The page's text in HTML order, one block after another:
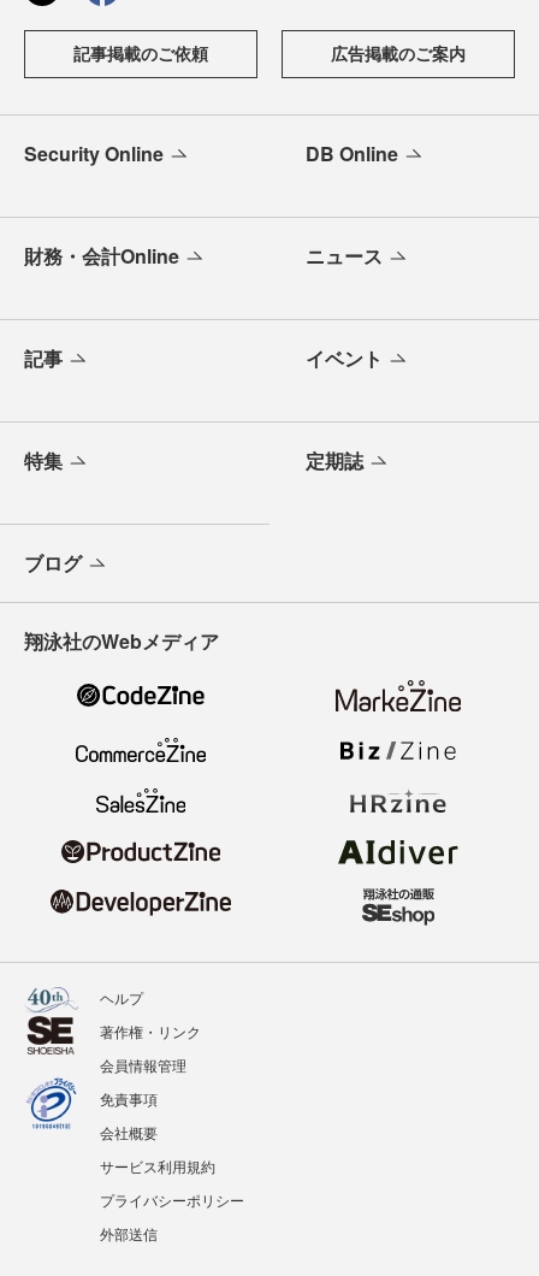
記事掲載のご依頼 広告掲載のご案内
Security Online DB Online
財務・会計Online ニュース
記事 イベント
特集 定期誌
ブログ
翔泳社のWebメディア
ヘルプ
著作権・リンク
会員情報管理
免責事項
会社概要
サービス利用規約
プライバシーポリシー
外部送信